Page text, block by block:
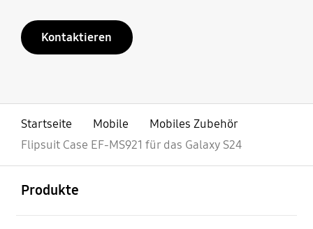
Kontaktieren
Startseite Mobile
Mobiles Zubehör
Flipsuit Case EF-MS921 für das Galaxy S24
Produkte